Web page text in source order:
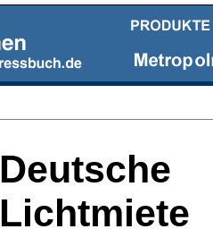
Deutsche
Lichtmiete